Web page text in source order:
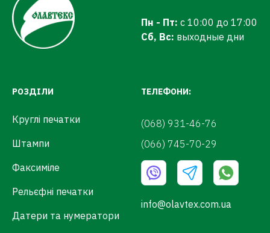
Пн - Пт: с 10:00 до 17:00
Сб, Вс: выходные дни
РОЗДІЛИ
Круглі печатки
Штампи
Факсиміле
Рельєфні печатки
Датери та нумератори
ТЕЛЕФОНИ:
(068) 931-46-76
(066) 745-70-29
info@olavtex.com.ua